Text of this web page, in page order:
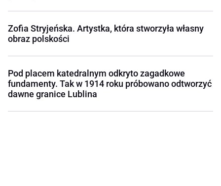
Zofia Stryjeńska. Artystka, która stworzyła własny
obraz polskości
Pod placem katedralnym odkryto zagadkowe
fundamenty. Tak w 1914 roku próbowano odtworzyć
dawne granice Lublina